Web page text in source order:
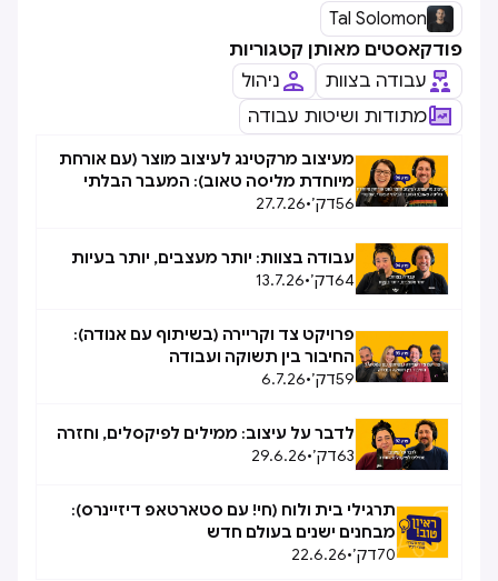
Tal Solomon
פודקאסטים מאותן קטגוריות
עבודה בצוות
ניהול
מתודות ושיטות עבודה
מעיצוב מרקטינג לעיצוב מוצר (עם אורחת
מיוחדת מליסה טאוב): המעבר הבלתי
אפשרי, אפשרי
56דק׳•
27.7.26
עבודה בצוות: יותר מעצבים, יותר בעיות
64דק׳•
13.7.26
פרויקט צד וקריירה (בשיתוף עם אנודה):
החיבור בין תשוקה ועבודה
59דק׳•
6.7.26
לדבר על עיצוב: ממילים לפיקסלים, וחזרה
63דק׳•
29.6.26
תרגילי בית ולוח (חי! עם סטארטאפ דיזיינרס):
מבחנים ישנים בעולם חדש
70דק׳•
22.6.26